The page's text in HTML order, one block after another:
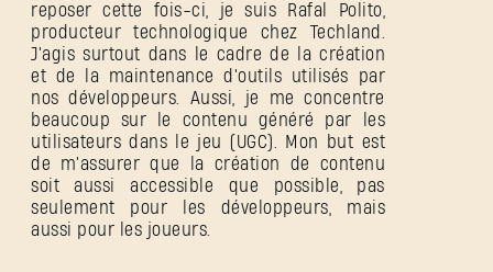
reposer cette fois-ci, je suis Rafal Polito,
producteur technologique chez Techland.
J'agis surtout dans le cadre de la création
et de la maintenance d'outils utilisés par
nos développeurs. Aussi, je me concentre
beaucoup sur le contenu généré par les
utilisateurs dans le jeu (UGC). Mon but est
de m'assurer que la création de contenu
soit aussi accessible que possible, pas
seulement pour les développeurs, mais
aussi pour les joueurs.